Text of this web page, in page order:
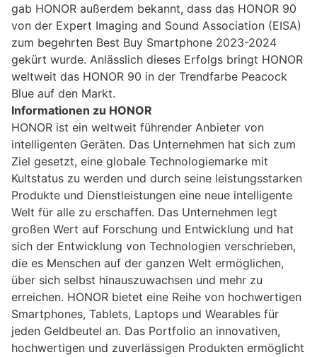
gab HONOR außerdem bekannt, dass das HONOR 90
von der Expert Imaging and Sound Association (EISA)
zum begehrten Best Buy Smartphone 2023-2024
gekürt wurde. Anlässlich dieses Erfolgs bringt HONOR
weltweit das HONOR 90 in der Trendfarbe Peacock
Blue auf den Markt.
Informationen zu HONOR
HONOR ist ein weltweit führender Anbieter von
intelligenten Geräten. Das Unternehmen hat sich zum
Ziel gesetzt, eine globale Technologiemarke mit
Kultstatus zu werden und durch seine leistungsstarken
Produkte und Dienstleistungen eine neue intelligente
Welt für alle zu erschaffen. Das Unternehmen legt
großen Wert auf Forschung und Entwicklung und hat
sich der Entwicklung von Technologien verschrieben,
die es Menschen auf der ganzen Welt ermöglichen,
über sich selbst hinauszuwachsen und mehr zu
erreichen. HONOR bietet eine Reihe von hochwertigen
Smartphones, Tablets, Laptops und Wearables für
jeden Geldbeutel an. Das Portfolio an innovativen,
hochwertigen und zuverlässigen Produkten ermöglicht